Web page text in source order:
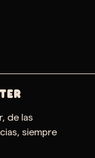
de las
siempre